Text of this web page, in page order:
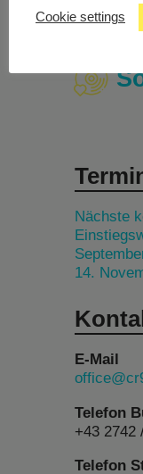
Nächste
14.
E-Mail
Telefon
+43 2742
Telefon
Cookie settings